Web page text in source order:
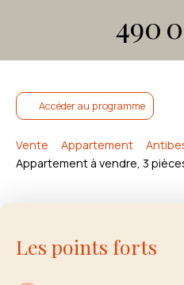
490
Accéder au programme
Vente Appartement
Appartement à vendre, 3
Les points forts